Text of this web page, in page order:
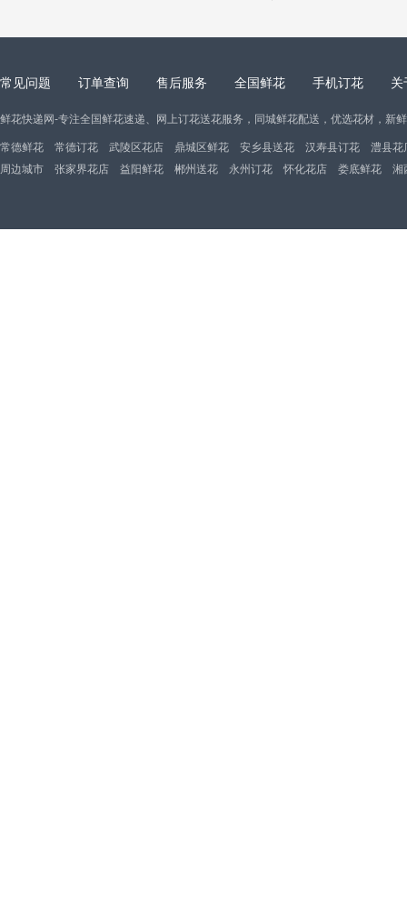
常见问题 订单查询 售后服务 全国鲜花 手机订花 关
鲜花快递网-专注全国鲜花速递、网上订花送花服务，同城鲜花配送，优选花材，新
常德鲜花 常德订花 武陵区花店 鼎城区鲜花 安乡县送花 汉寿县订花
澧县花
周边城市
张家界花店 益阳鲜花 郴州送花 永州订花 怀化花店 娄底鲜花 湘